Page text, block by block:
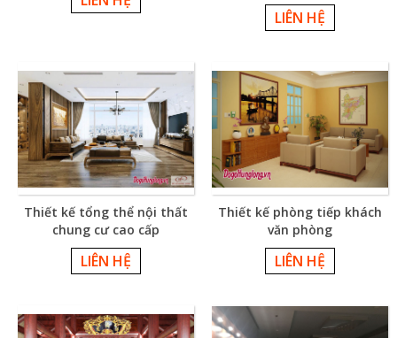
LIÊN HỆ
Thiết kế tổng thể nội thất
chung cư cao cấp
LIÊN HỆ
Thiết kế phòng tiếp khách
văn phòng
LIÊN HỆ